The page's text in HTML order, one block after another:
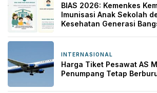
BIAS 2026: Kemenkes
Imunisasi Anak Sekolah
Kesehatan Generasi
INTERNASIONAL
Harga Tiket Pesawat AS
Penumpang Tetap